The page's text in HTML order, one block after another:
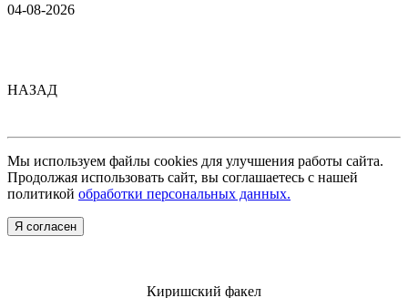
04-08-2026
НАЗАД
Мы используем файлы cookies для улучшения работы сайта.
Продолжая использовать сайт, вы соглашаетесь с нашей
политикой обработки персональных данных.
Я согласен
Киришский факел